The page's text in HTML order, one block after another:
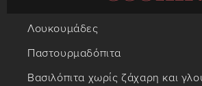
Λουκουμάδες
Παστουρμαδόπιτα
Βασιλόπιτα χωρίς ζάχαρη και